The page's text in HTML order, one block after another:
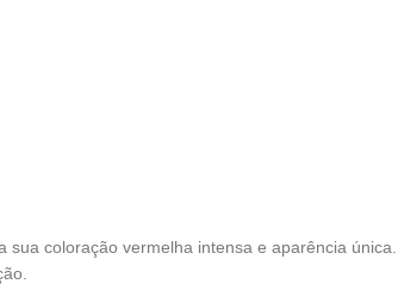
coloração vermelha intensa e aparência única.